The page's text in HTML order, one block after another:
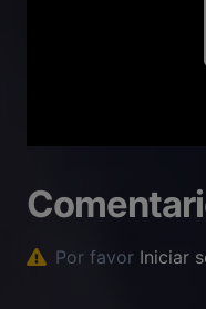
Por favor Iniciar